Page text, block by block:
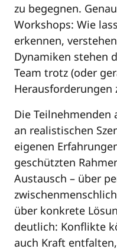
zu begegnen.
Workshops: Wie
erkennen,
Dynamiken stehen
Team trotz (oder
Herausforderungen
Die
an realistischen
eigenen
geschützten
Austausch – über
über konkrete
deutlich: Konflikte
auch Kraft